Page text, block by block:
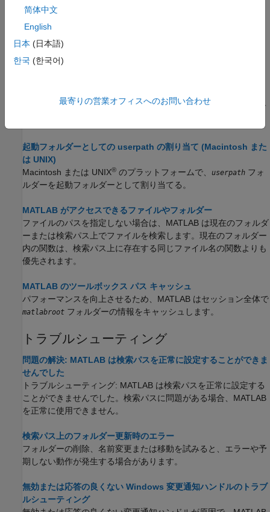
対話形式で行います。
別の MATLAB インストールでの検索パスの使用
製品の既定のフォルダーが変わるので、既定の検索パスは
MATLAB のバージョンごとに変わります。
ファイルは起動時のオプションを指定するものです。
に含めることで、フォルダ
起動フォルダーとしての userpath の割り当て (Macintosh また
は UNIX)
Macintosh または UNIX® のプラットフォームで、 userpath フォ
ルダーを起動フォルダーとして割り当てる。
MATLAB がアクセスできるファイルやフォルダー
ファイルのパスを指定しない場合は、MATLAB は現在のフォルダ
ーまたは検索パス上でファイルを検索します。現在のフォルダー
内の関数は、検索パス上に存在する同じファイル名の関数よりも
優先されます。
MATLAB のツールボックス パス キャッシュ
パフォーマンスを向上させるため、MATLAB はセッション全体で
matlabroot フォルダーの情報をキャッシュします。
トラブルシューティング
問題の解決: MATLAB は検索パスを正常に設定することができま
せんでした
トラブルシューティング: MATLAB は検索パスを正常に設定する
ことができませんでした。検索パスに問題がある場合、MATLAB
を正常に使用できません。
検索パス上のフォルダー更新時のエラー
フォルダーの削除、名前変更または移動を試みると、エラーや予
期しない動作が発生する場合があります。
無効または応答の良くない Windows 変更通知ハンドルのトラブ
ルシューティング
简体中文
English
日本 (日本語)
한국 (한국어)
最寄りの営業オフィスへのお問い合わせ